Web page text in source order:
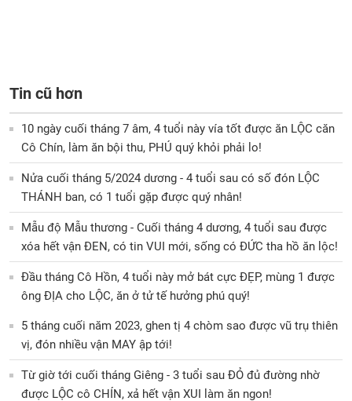
Tin cũ hơn
10 ngày cuối tháng 7 âm, 4 tuổi này vía tốt được ăn LỘC căn
Cô Chín, làm ăn bội thu, PHÚ quý khỏi phải lo!
Nửa cuối tháng 5/2024 dương - 4 tuổi sau có số đón LỘC
THÁNH ban, có 1 tuổi gặp được quý nhân!
Mẫu độ Mẫu thương - Cuối tháng 4 dương, 4 tuổi sau được
xóa hết vận ĐEN, có tin VUI mới, sống có ĐỨC tha hồ ăn lộc!
Đầu tháng Cô Hồn, 4 tuổi này mở bát cực ĐẸP, mùng 1 được
ông ĐỊA cho LỘC, ăn ở tử tế hưởng phú quý!
5 tháng cuối năm 2023, ghen tị 4 chòm sao được vũ trụ thiên
vị, đón nhiều vận MAY ập tới!
Từ giờ tới cuối tháng Giêng - 3 tuổi sau ĐỎ đủ đường nhờ
được LỘC cô CHÍN, xả hết vận XUI làm ăn ngon!